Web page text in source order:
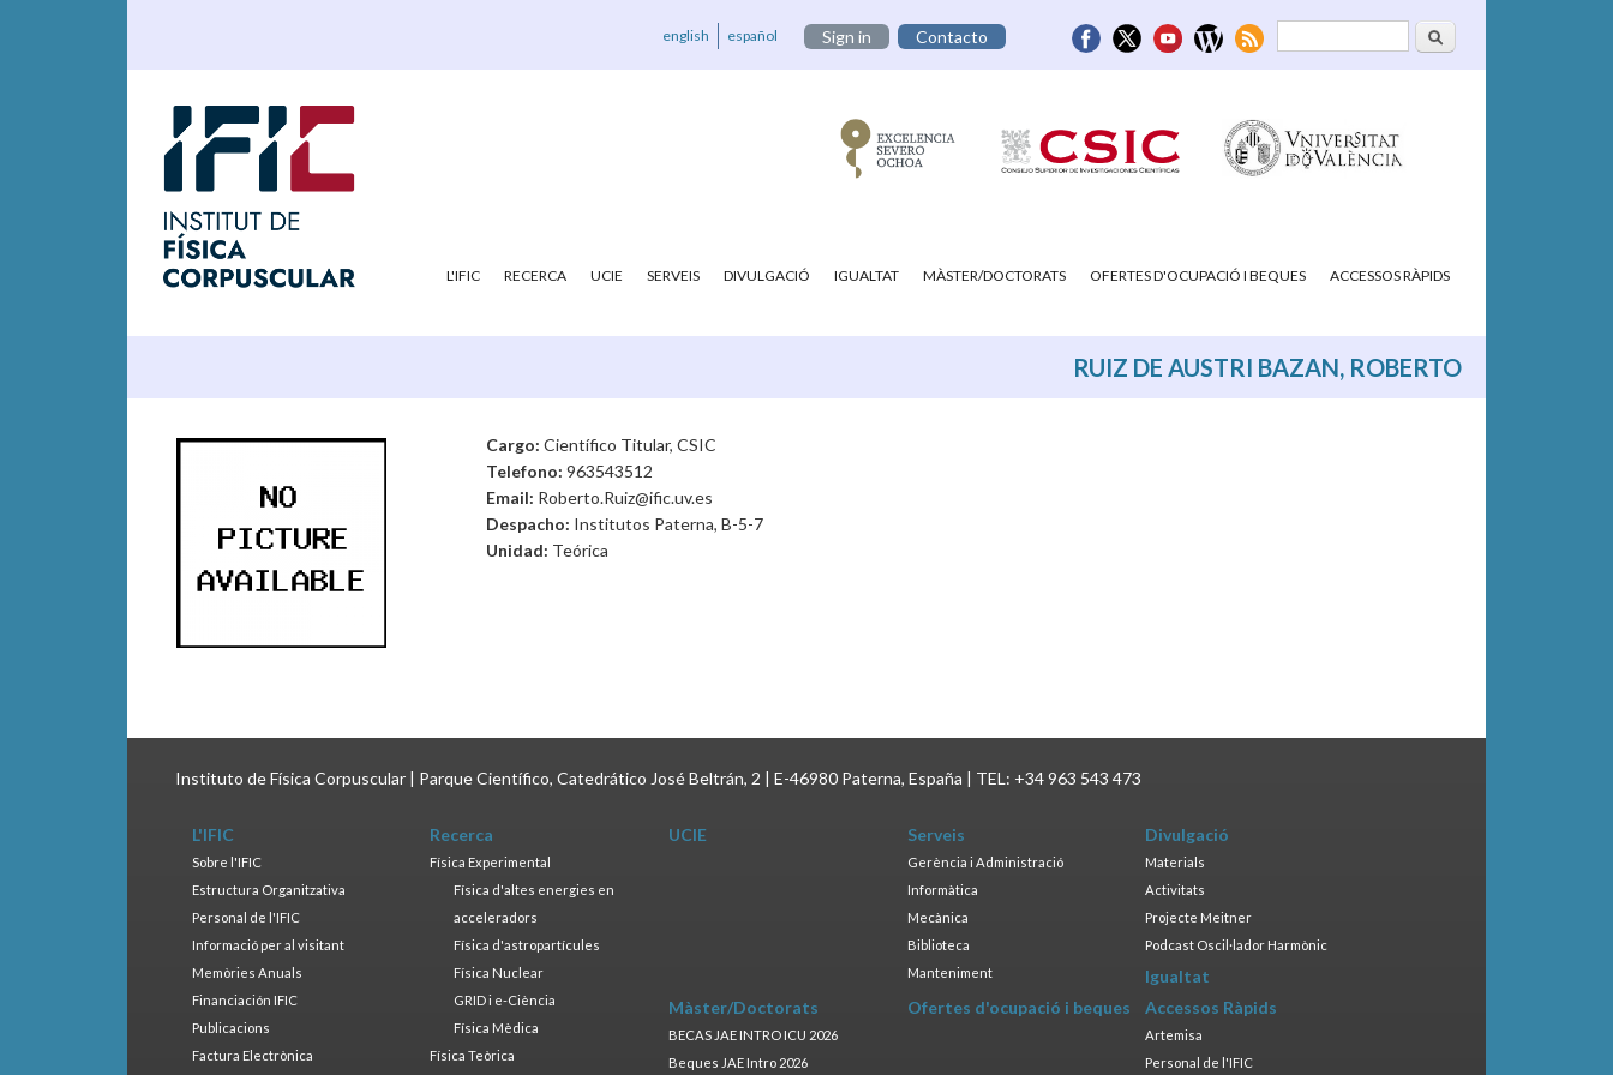
Formulari deCerca
english español Sign in Contacto
L'IFIC RECERCA UCIE SERVEIS DIVULGACIÓ IGUALTAT MÀSTER/DOCTORATS OFERTES D'OCUPACIÓ I BEQUES ACCESSOS RÀPIDS
RUIZ DE AUSTRI BAZAN, ROBERTO
Cargo: Científico Titular, CSIC
Telefono: 963543512
Email: Roberto.Ruiz@ific.uv.es
Despacho: Institutos Paterna, B-5-7
Unidad: Teórica
Instituto de Física Corpuscular | Parque Científico, Catedrático José Beltrán, 2 | E-46980 Paterna, España | TEL: +34 963 543 473
L'IFIC
Sobre l'IFIC
Estructura Organitzativa
Personal de l'IFIC
Informació per al visitant
Memòries Anuals
Financiación IFIC
Publicacions
Factura Electrònica
Recerca
Física Experimental
Física d'altes energies en
acceleradors
Física d'astropartícules
Física Nuclear
GRID i e-Ciència
Física Mèdica
Física Teòrica
UCIE Serveis
Gerència i Administració
Informàtica
Mecànica
Biblioteca
Manteniment
Divulgació
Materials
Activitats
Projecte Meitner
Podcast Oscil·lador Harmònic
Igualtat
Màster/Doctorats
BECAS JAE INTRO ICU 2026
Beques JAE Intro 2026
Ofertes d'ocupació i beques Accessos Ràpids
Artemisa
Personal de l'IFIC